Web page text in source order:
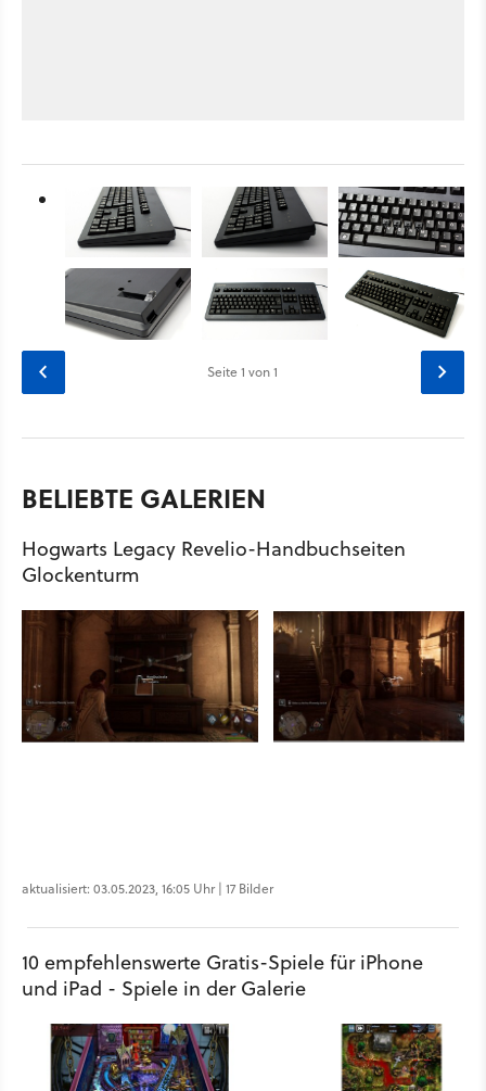
Seite1 von 1
BELIEBTE GALERIEN
Hogwarts Legacy Revelio-Handbuchseiten
Glockenturm
aktualisiert: 03.05.2023, 16:05 Uhr | 17 Bilder
10 empfehlenswerte Gratis-Spiele für iPhone
und iPad - Spiele in der Galerie